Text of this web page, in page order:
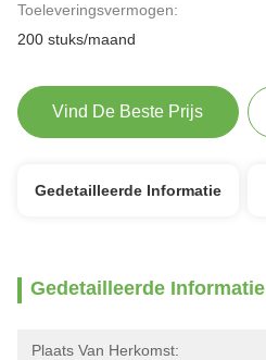
Toeleveringsvermogen:
200 stuks/maand
Vind De Beste Prijs
Gedetailleerde Informatie
Gedetailleerde Informatie
Plaats Van Herkomst: